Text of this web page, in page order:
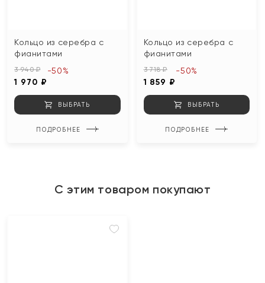
Кольцо из серебра с
фианитами
3 940 ₽
1 970 ₽
-50%
ВЫБРАТЬ
ПОДРОБНЕЕ
Кольцо из серебра с
фианитами
3 718 ₽
1 859 ₽
-50%
ВЫБРАТЬ
ПОДРОБНЕЕ
С этим товаром покупают